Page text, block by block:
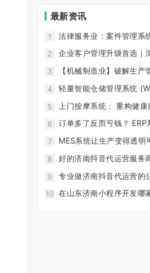
最新资讯
1 法律服务业：案件管理系
所核心竞争力？
2
企业客户管理升级首选｜
客户管理系统的核心功能
3
【机械制造业】破解生产
4 轻量智能仓储管理系统
5
上门按摩系统： 重构健康
造智能化预约服务新体验
6
订单多了反而亏钱？ ERP
管理漏洞
7 MES系统让生产变得透明
8 好的济南抖音代运营服务
9 专业做济南抖音代运营的
10 在山东济南小程序开发哪